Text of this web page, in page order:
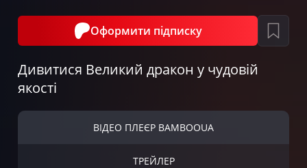
Оформити підписку
Дивитися Великий дракон у чудовій
якості
ВІДЕО ПЛЕЄР BAMBOOUA
ТРЕЙЛЕР